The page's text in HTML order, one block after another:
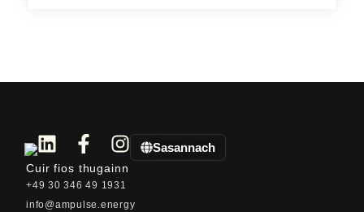
Sasannach
Cuir fios thugainn
+49 30 346 49 1931
info@ampulse.energy